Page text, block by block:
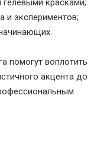
красками;
и экспериментов;
помогут воплотить
акцента до